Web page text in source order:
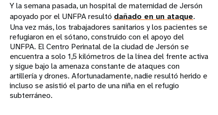
Y la semana pasada, un hospital de maternidad de Jersón
apoyado por el UNFPA resultó dañado en un ataque.
Una vez más, los trabajadores sanitarios y los pacientes se
refugiaron en el sótano, construido con el apoyo del
UNFPA. El Centro Perinatal de la ciudad de Jersón se
encuentra a solo 1,5 kilómetros de la línea del frente activa
y sigue bajo la amenaza constante de ataques con
artillería y drones. Afortunadamente, nadie resultó herido e
incluso se asistió el parto de una niña en el refugio
subterráneo.